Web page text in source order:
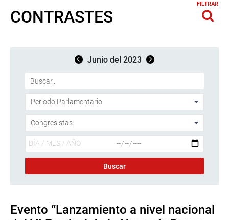
CONTRASTES
FILTRAR
Junio del 2023
Evento “Lanzamiento a nivel nacional